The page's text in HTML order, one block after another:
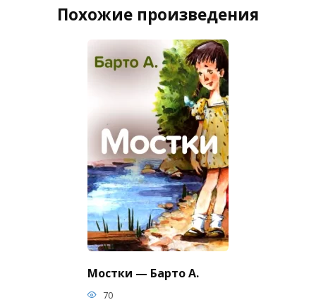
Похожие произведения
Мостки — Барто А.
70